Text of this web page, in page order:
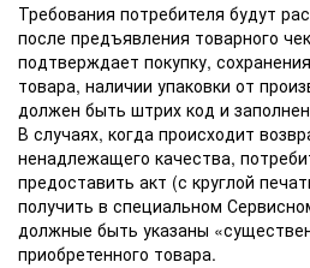
Требования потребителя будут
после предъявления товарного
подтверждает покупку,
товара, наличии упаковки от
должен быть штрих код и
В случаях, когда происходит
ненадлежащего качества,
предоставить акт (с круглой
получить в специальном
должные быть указаны
приобретенного товара.